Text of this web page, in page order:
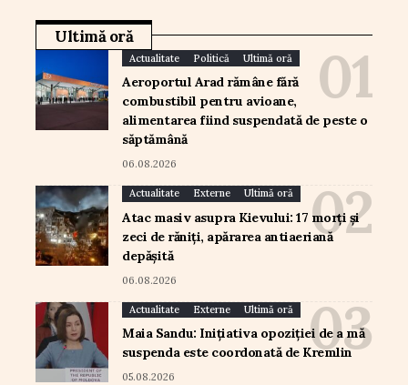
Ultimă oră
Actualitate Politică Ultimă oră
Aeroportul Arad rămâne fără
combustibil pentru avioane,
alimentarea fiind suspendată de peste o
săptămână
06.08.2026
Actualitate Externe Ultimă oră
Atac masiv asupra Kievului: 17 morți și
zeci de răniți, apărarea antiaeriană
depășită
06.08.2026
Actualitate Externe Ultimă oră
Maia Sandu: Inițiativa opoziției de a mă
suspenda este coordonată de Kremlin
05.08.2026